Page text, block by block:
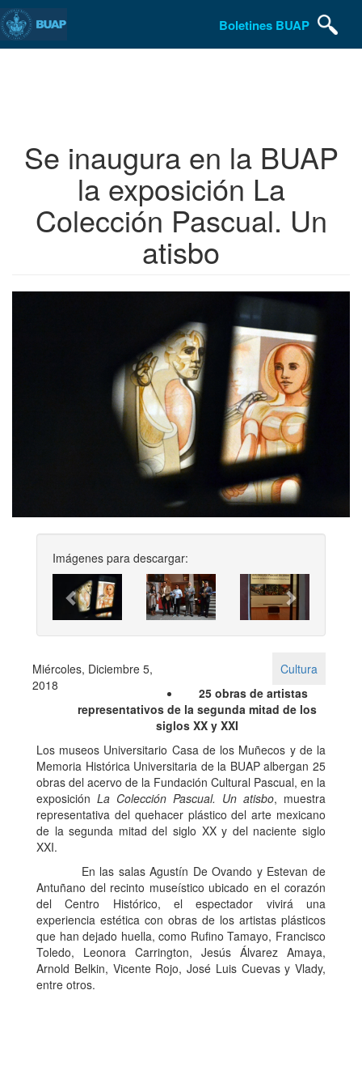
Boletines BUAP
Se inaugura en la BUAP
la exposición La
Colección Pascual. Un
atisbo
Imágenes para descargar:
Previous Next
Miércoles, Diciembre 5,
2018
Cultura
25 obras de artistas
representativos de la segunda mitad de los
siglos XX y XXI
Los museos Universitario Casa de los Muñecos y de la
Memoria Histórica Universitaria de la BUAP albergan 25
obras del acervo de la Fundación Cultural Pascual, en la
exposición La Colección Pascual. Un atisbo, muestra
representativa del quehacer plástico del arte mexicano
de la segunda mitad del siglo XX y del naciente siglo
XXI.
En las salas Agustín De Ovando y Estevan de
Antuñano del recinto museístico ubicado en el corazón
del Centro Histórico, el espectador vivirá una
experiencia estética con obras de los artistas plásticos
que han dejado huella, como Rufino Tamayo, Francisco
Toledo, Leonora Carrington, Jesús Álvarez Amaya,
Arnold Belkin, Vicente Rojo, José Luis Cuevas y Vlady,
entre otros.